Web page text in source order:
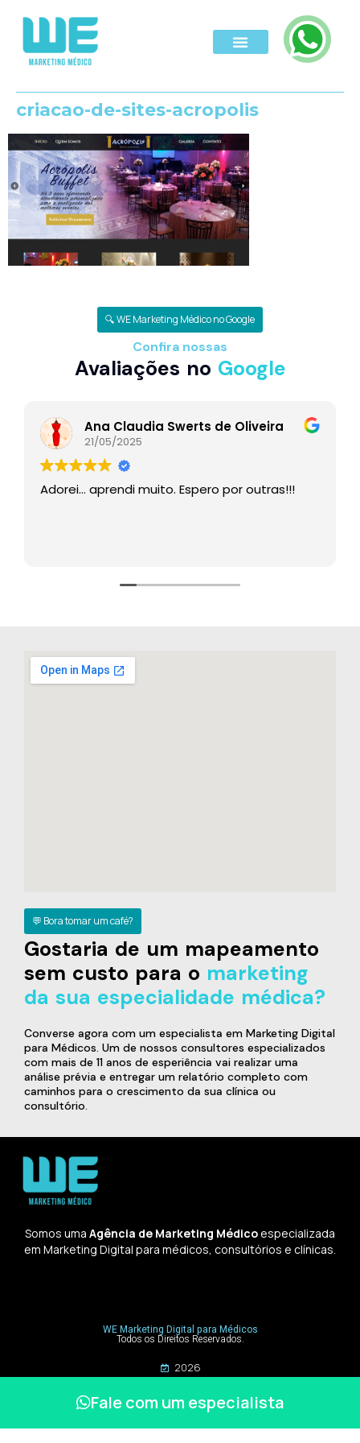
criacao-de-sites-acropolis
🔍 WE Marketing Médico no Google
Confira nossas
Avaliações no Google
Ana Claudia Swerts de Oliveira
21/05/2025
Adorei… aprendi muito. Espero por outras!!!
💬 Bora tomar um café?
Gostaria de um mapeamento
sem custo para o marketing
da sua especialidade médica?
Converse agora com um especialista em Marketing Digital
para Médicos. Um de nossos consultores especializados
com mais de 11 anos de esperiência vai realizar uma
análise prévia e entregar um relatório completo com
caminhos para o crescimento da sua clínica ou
consultório.
Somos uma Agência de Marketing Médicoespecializada
em Marketing Digital para médicos, consultórios e clínicas.
WE Marketing Digital para Médicos
Todos os Direitos Reservados.
2026
Fale com um especialista